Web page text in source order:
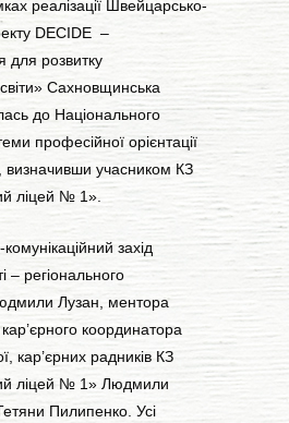
реалізації Швейцарсько-
DECIDE –
для розвитку
Сахновщинська
до Національного
професійної орієнтації
визначивши учасником КЗ
ліцей № 1».
захід
– регіонального
Лузан, ментора
координатора
кар’єрних радників КЗ
ліцей № 1» Людмили
Пилипенко. Усі